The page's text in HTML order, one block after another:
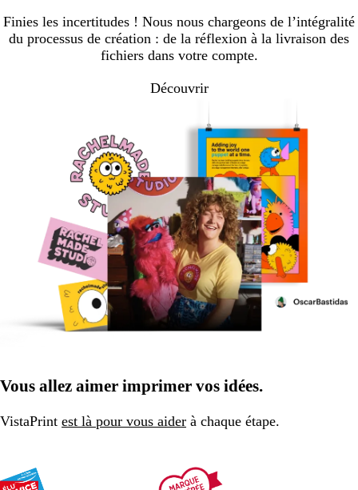
Finies les incertitudes ! Nous nous chargeons de l’intégralité
du processus de création : de la réflexion à la livraison des
fichiers dans votre compte.
Découvrir
Vous allez aimer imprimer vos idées.
VistaPrint est là pour vous aider à chaque étape.